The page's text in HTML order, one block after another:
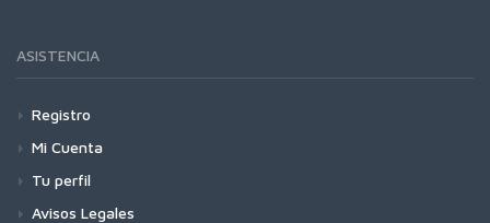
ASISTENCIA
Registro
Mi Cuenta
Tu perfil
Avisos Legales